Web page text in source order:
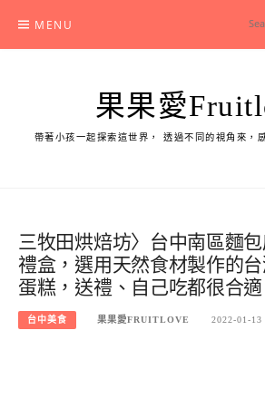
content
MENU
果果愛
帶著小孩一起探索這世界， 透過不同的視角來，
三牧田烘焙坊〉台中南區麵
禮盒，選用天然食材製作的
蛋糕，送禮、自己吃都很合適
台中美食 果果愛FRUITLOVE 2022-01-13